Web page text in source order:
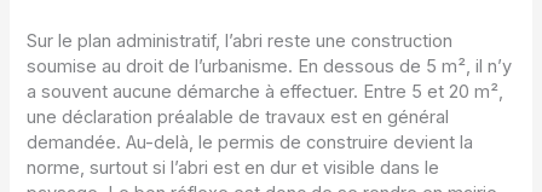
Sur le plan administratif, l’abri reste une construction
soumise au droit de l’urbanisme. En dessous de 5 m², il n’y
a souvent aucune démarche à effectuer. Entre 5 et 20 m²,
une déclaration préalable de travaux est en général
demandée. Au-delà, le permis de construire devient la
norme, surtout si l’abri est en dur et visible dans le